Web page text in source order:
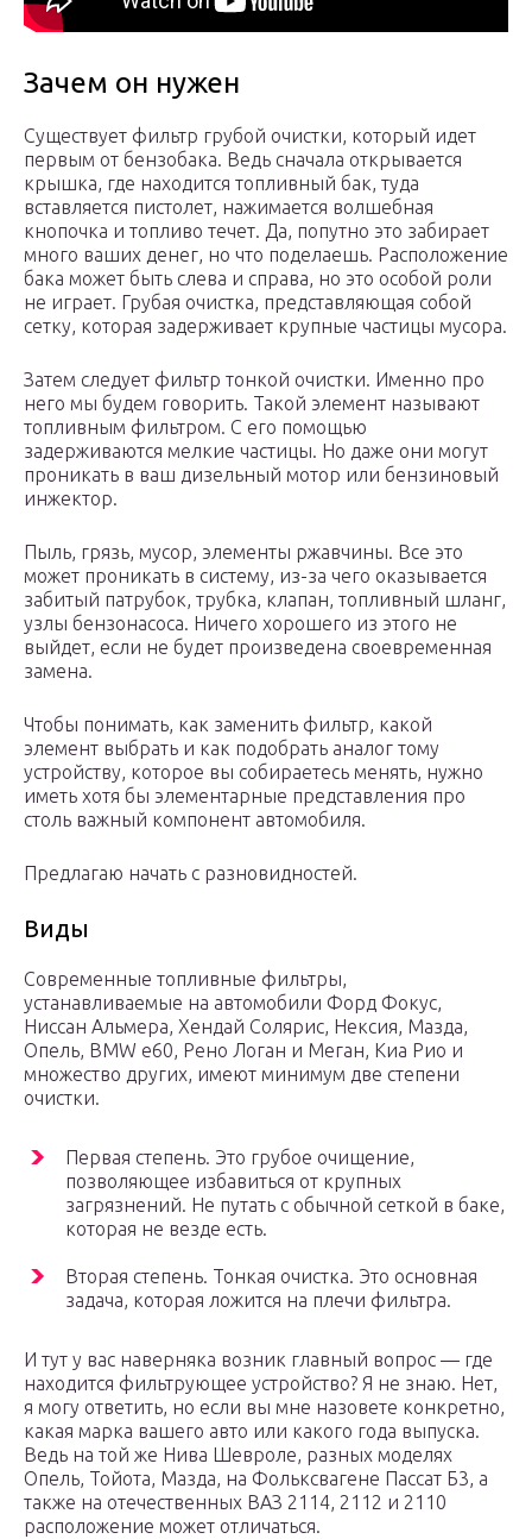
Зачем он нужен
Существует фильтр грубой очистки, который идет
первым от бензобака. Ведь сначала открывается
крышка, где находится топливный бак, туда
вставляется пистолет, нажимается волшебная
кнопочка и топливо течет. Да, попутно это забирает
много ваших денег, но что поделаешь. Расположение
бака может быть слева и справа, но это особой роли
не играет. Грубая очистка, представляющая собой
сетку, которая задерживает крупные частицы мусора.
Затем следует фильтр тонкой очистки. Именно про
него мы будем говорить. Такой элемент называют
топливным фильтром. С его помощью
задерживаются мелкие частицы. Но даже они могут
проникать в ваш дизельный мотор или бензиновый
инжектор.
Пыль, грязь, мусор, элементы ржавчины. Все это
может проникать в систему, из-за чего оказывается
забитый патрубок, трубка, клапан, топливный шланг,
узлы бензонасоса. Ничего хорошего из этого не
выйдет, если не будет произведена своевременная
замена.
Чтобы понимать, как заменить фильтр, какой
элемент выбрать и как подобрать аналог тому
устройству, которое вы собираетесь менять, нужно
иметь хотя бы элементарные представления про
столь важный компонент автомобиля.
Предлагаю начать с разновидностей.
Виды
Современные топливные фильтры,
устанавливаемые на автомобили Форд Фокус,
Ниссан Альмера, Хендай Солярис, Нексия, Мазда,
Опель, BMW e60, Рено Логан и Меган, Киа Рио и
множество других, имеют минимум две степени
очистки.
Первая степень. Это грубое очищение,
позволяющее избавиться от крупных
загрязнений. Не путать с обычной сеткой в баке,
которая не везде есть.
Вторая степень. Тонкая очистка. Это основная
задача, которая ложится на плечи фильтра.
И тут у вас наверняка возник главный вопрос — где
находится фильтрующее устройство? Я не знаю. Нет,
я могу ответить, но если вы мне назовете конкретно,
какая марка вашего авто или какого года выпуска.
Ведь на той же Нива Шевроле, разных моделях
Опель, Тойота, Мазда, на Фольксвагене Пассат Б3, а
также на отечественных ВАЗ 2114, 2112 и 2110
расположение может отличаться.